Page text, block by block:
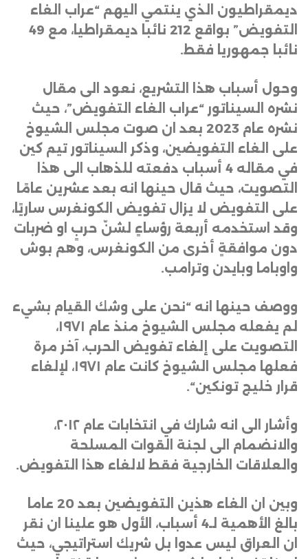
ديمقراطيون الذي ينتمي اليهم “عراب الغاء
التفويض” بواقع 212 نائبا ديمقراطيا، مع 49
نائبا جمهوريا فقط.
وحول أسباب هذا التشريع، نعود الى مقال
نشره السيناتور “عراب الغاء التفويض”، حيث
نشره عام 2023 بعد ان صوت مجلس الشيوخ
على الغاء التفويضين، وذكر السيناتور تيم كين
في مقاله 4 أسباب دفعته للذهاب الى هذا
التصويت، حيث قال حينها انه بعد عشرين عامًا
على التفويض لا يزال تفويض الكونغرس ساريًا،
وقد استخدمه أربعة رؤساءٍ لشنّ حربٍ او ضربات
دون موافقةٍ أخرى من الكونغرس، وهم بوش
واوباما وبايدن وترامب.
ووصف حينها انه “نحن على وشك القيام بشيء
لم يفعله مجلس الشيوخ منذ عام ١٩٧١،
التصويت على إلغاء تفويض الحرب، آخر مرة
فعلها مجلس الشيوخ كانت عام ١٩٧١، لإلغاء
قرار خليج تونكين“.
وأشار الى انه شارك في انتخابات عام ٢٠١٢،
والانضمام الى لجنة القوات المسلحة
والعلاقات الخارجية فقط لالغاء هذا التفويض.
وبين ان الغاء هذين التفويضين بعد 20 عاما
بالغ الأهمية لـ4 أسباب، الأول هو علينا ان نقر
ان العراق ليس عدوا بل شريك استراتيجي، حيث